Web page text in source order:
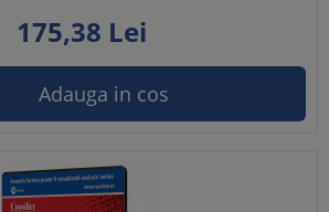
175,38 Lei
Adauga in cos